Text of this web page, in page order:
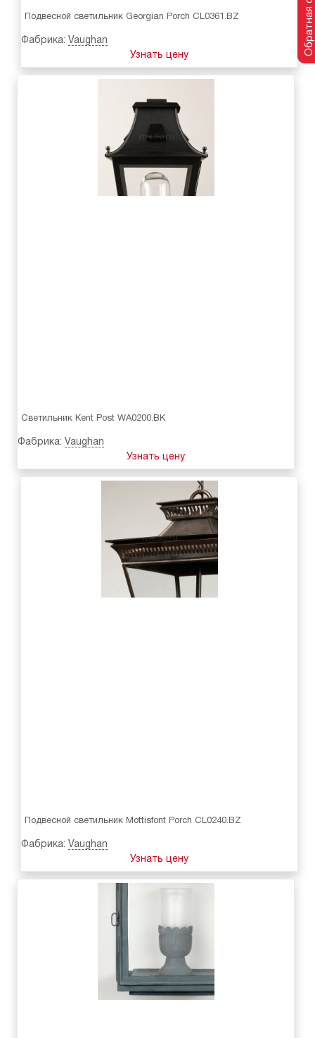
Подвесной светильник Georgian Porch CL0361.BZ
Фабрика: Vaughan
Узнать цену
Светильник Kent Post WA0200.BK
Фабрика: Vaughan
Узнать цену
Подвесной светильник Mottisfont Porch CL0240.BZ
Фабрика: Vaughan
Узнать цену